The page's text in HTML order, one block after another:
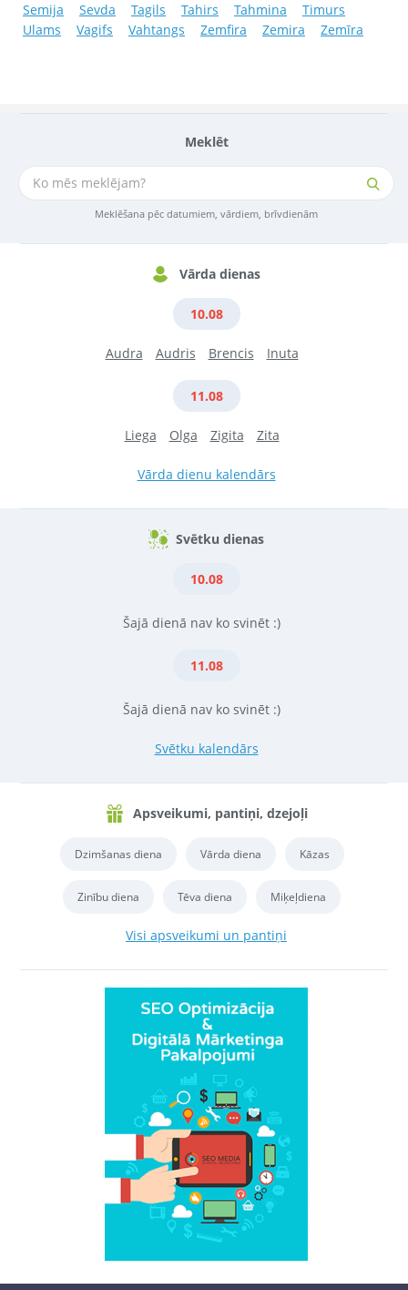
Meklēt
Meklēšana pēc datumiem, vārdiem, brīvdienām
Vārda dienas
10.08
Audra Audris Brencis Inuta
11.08
Liega Olga Zigita Zita
Vārda dienu kalendārs
Svētku dienas
10.08
Šajā dienā nav ko svinēt :)
11.08
Šajā dienā nav ko svinēt :)
Svētku kalendārs
Apsveikumi, pantiņi, dzejoļi
Dzimšanas diena Vārda diena Kāzas
Zinību diena Tēva diena Miķeļdiena
Visi apsveikumi un pantiņi
Semija
Sevda Tagils Tahirs Tahmina
Timurs
Ulams
Vagifs Vahtangs Zemfira Zemira Zemīra